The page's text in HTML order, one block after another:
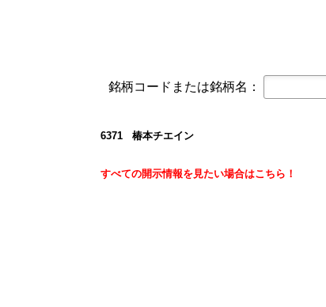
2027年３月期 第１四半期決
日本精密(7771)
今すぐ登録
令和９年３月期 第１四半期
白銅(7637)
今すぐ登録
銘柄コードまたは銘柄名：
6371 椿本チエイン
すべての開示情報を見たい場合はこちら！